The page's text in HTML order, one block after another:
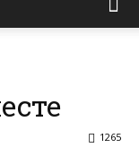
1265